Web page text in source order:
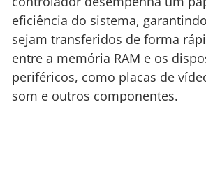
eficiência do sistema,
sejam transferidos de forma
entre a memória RAM e os
periféricos, como placas de
som e outros componentes.